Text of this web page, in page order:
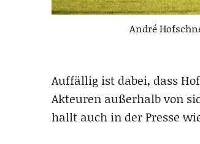
André
Auffällig ist dabei, dass
Akteuren außerhalb von
hallt auch in der Presse